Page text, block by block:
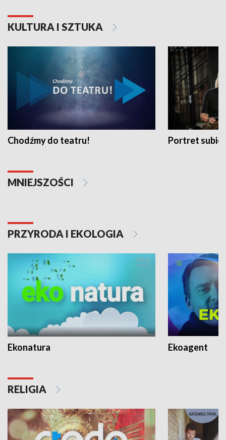
KULTURA I SZTUKA
Chodźmy do teatru! Portret
MNIEJSZOŚCI
PRZYRODA I EKOLOGIA
Ekonatura Ekoagent
RELIGIA